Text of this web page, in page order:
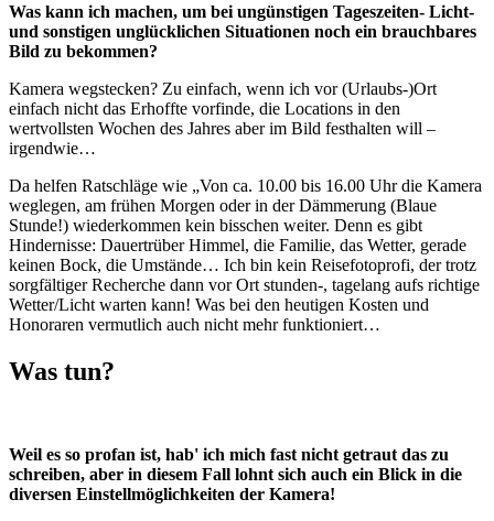
Was kann ich machen, um bei ungünstigen Tageszeiten- Licht-
und sonstigen unglücklichen Situationen noch ein brauchbares
Bild zu bekommen?
Kamera wegstecken? Zu einfach, wenn ich vor (Urlaubs-)Ort
einfach nicht das Erhoffte vorfinde, die Locations in den
wertvollsten Wochen des Jahres aber im Bild festhalten will –
irgendwie…
Da helfen Ratschläge wie „Von ca. 10.00 bis 16.00 Uhr die Kamera
weglegen, am frühen Morgen oder in der Dämmerung (Blaue
Stunde!) wiederkommen kein bisschen weiter. Denn es gibt
Hindernisse: Dauertrüber Himmel, die Familie, das Wetter, gerade
keinen Bock, die Umstände… Ich bin kein Reisefotoprofi, der trotz
sorgfältiger Recherche dann vor Ort stunden-, tagelang aufs richtige
Wetter/Licht warten kann! Was bei den heutigen Kosten und
Honoraren vermutlich auch nicht mehr funktioniert…
Was tun?
Weil es so profan ist, hab' ich mich fast nicht getraut das zu
schreiben, aber in diesem Fall lohnt sich auch ein Blick in die
diversen Einstellmöglichkeiten der Kamera!